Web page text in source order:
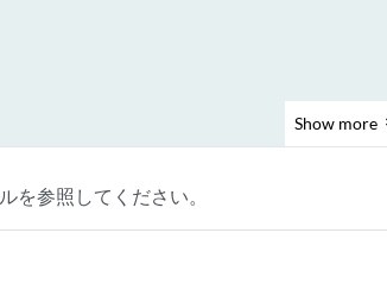
Show more
を参照してください。